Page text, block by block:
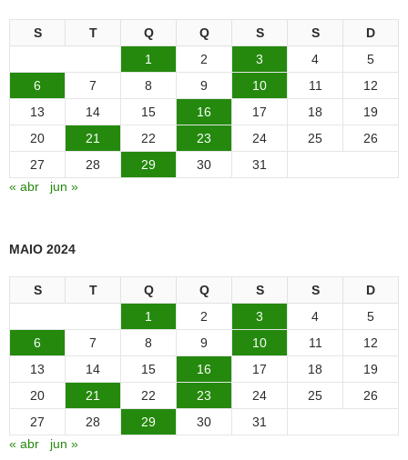
S T Q Q S S
D
1
2 3 4
5
6
7 8 9 10 11
12
13
14 15 16 17 18
19
20
21 22 23 24 25
26
27
28 29 30
31
« abr
jun »
MAIO 2024
S T Q Q S S
D
1
2 3 4
5
6
7 8 9 10 11
12
13
14 15 16 17 18
19
20
21 22 23 24 25
26
27
28 29 30
31
« abr
jun »